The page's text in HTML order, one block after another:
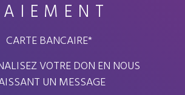
CARTE BANCAIRE*
VOTRE DON EN NOUS
UN MESSAGE